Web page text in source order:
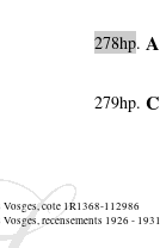
278hp.
279hp.
Vosges, cote 1R1368-112986
recensements 1926 -